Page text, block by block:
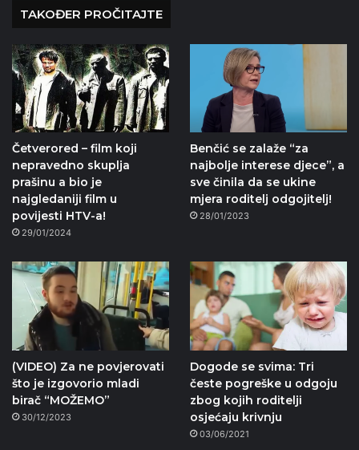
TAKOĐER PROČITAJTE
Četverored – film koji
nepravedno skuplja
prašinu a bio je
najgledaniji film u
povijesti HTV-a!
29/01/2024
Benčić se zalaže “za
najbolje interese djece”, a
sve činila da se ukine
mjera roditelj odgojitelj!
28/01/2023
(VIDEO) Za ne povjerovati
što je izgovorio mladi
birač “MOŽEMO”
30/12/2023
Dogode se svima: Tri
česte pogreške u odgoju
zbog kojih roditelji
osjećaju krivnju
03/06/2021